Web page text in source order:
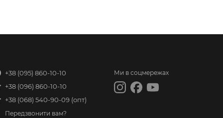
+38 (095) 860-10-10
+38 (096) 860-10-10
+38 (068) 540-90-09 (опт)
Передзвонити вам?
Ми в соцмережах